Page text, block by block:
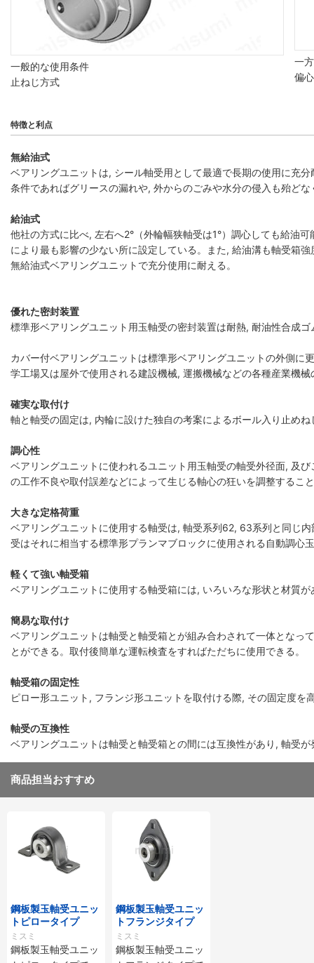
一般的な使用条件
止ねじ方式
一
偏
特徴と利点
無給油式
ベアリングユニットは, シール軸受用として最適で長期の使用に充
条件であればグリースの漏れや, 外からのごみや水分の侵入も殆ど
給油式
他社の方式に比べ, 左右へ2°（外輪幅狭軸受は1°）調心しても給油
により最も影響の少ない所に設定している。また, 給油溝も軸受箱
無給油式ベアリングユニットで充分使用に耐える。
優れた密封装置
標準形ベアリングユニット用玉軸受の密封装置は耐熱, 耐油性合成
カバー付ベアリングユニットは標準形ベアリングユニットの外側
学工場又は屋外で使用される建設機械, 運搬機械などの各種産業機
確実な取付け
軸と軸受の固定は, 内輪に設けた独自の考案によるボール入り止め
調心性
ベアリングユニットに使われるユニット用玉軸受の軸受外径面, 及
の工作不良や取付誤差などによって生じる軸心の狂いを調整するこ
大きな定格荷重
ベアリングユニットに使用する軸受は, 軸受系列62, 63系列と同じ
受はそれに相当する標準形プランマブロックに使用される自動調心
軽くて強い軸受箱
ベアリングユニットに使用する軸受箱には, いろいろな形状と材質
簡易な取付け
ベアリングユニットは軸受と軸受箱とが組み合わされて一体となっ
とができる。取付後簡単な運転検査をすればただちに使用できる。
軸受箱の固定性
ピロー形ユニット, フランジ形ユニットを取付ける際, その固定度
軸受の互換性
ベアリングユニットは軸受と軸受箱との間には互換性があり, 軸受
商品担当おすすめ
鋼板製玉軸受ユニッ
トピロータイプ
ミスミ
鋼板製玉軸受ユニッ
鋼板製玉軸受ユニッ
トフランジタイプ
ミスミ
鋼板製玉軸受ユニッ